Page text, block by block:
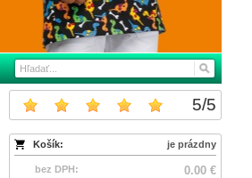
5/5
Košík: je prázdny
bez DPH: 0.00 €